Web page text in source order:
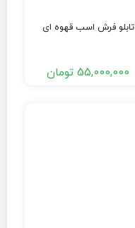
تابلو فرش اسب قهوه ای
55,000,000 تومان